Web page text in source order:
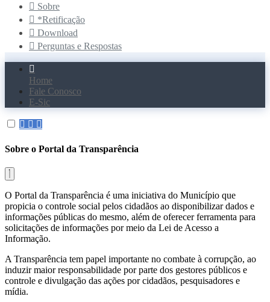
Sobre
*Retificação
Download
Perguntas e Respostas
Home
Fale Conosco
E-Sic
Sobre o Portal da Transparência
O Portal da Transparência é uma iniciativa do Município que
propicia o controle social pelos cidadãos ao disponibilizar dados e
informações públicas do mesmo, além de oferecer ferramenta para
solicitações de informações por meio da Lei de Acesso a
Informação.
A Transparência tem papel importante no combate à corrupção, ao
induzir maior responsabilidade por parte dos gestores públicos e
controle e divulgação das ações por cidadãos, pesquisadores e
mídia.